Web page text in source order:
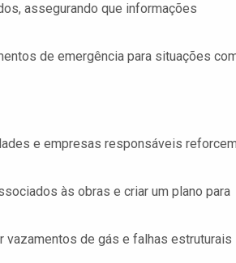
assegurando que informações
de emergência para situações
e empresas responsáveis
às obras e criar um plano para
de gás e falhas estruturais